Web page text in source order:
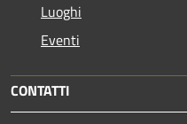
Luoghi
Eventi
CONTATTI